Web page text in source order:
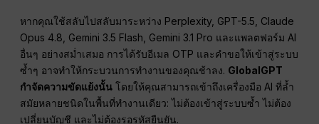
หากคุณใช้สลับไปสลับมาระหว่าง Perplexity, GPT-5.5, Claude
Opus 4.8, Gemini 3.5 Flash, Gemini 3.1 Pro และแพลตฟอร์ม AI
อื่นๆ อย่างสม่ำเสมอ การได้รับอีเมล OTP และคำขอให้เข้าสู่ระบบ
ซ้ำๆ อาจทำให้กระบวนการทำงานของคุณช้าลง. GlobalGPT
กำจัดความขัดแย้งนั้น โดยให้คุณสามารถเข้าถึงเครื่องมือ AI ที่ล้ำ
สมัยหลายชนิดในพื้นที่ทำงานเดียว: ไม่ต้องเข้าสู่ระบบซ้ำ ไม่ต้อง
เปลี่ยนบัญชี และไม่ต้องรอรหัสยืนยัน.